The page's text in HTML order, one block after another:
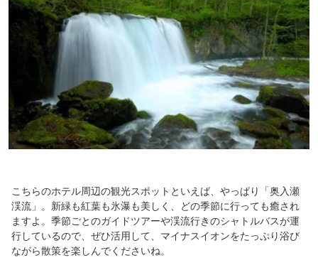
こちらのホテル周辺の観光スポットといえば、やっぱり「奥入瀬
渓流」。新緑も紅葉も氷瀑も美しく、どの季節に行っても癒され
ますよ。季節ごとのガイドツアーや渓流行きのシャトルバスが運
行しているので、ぜひ活用して、マイナスイオンをたっぷり浴び
ながら散策を楽しんでくださいね。